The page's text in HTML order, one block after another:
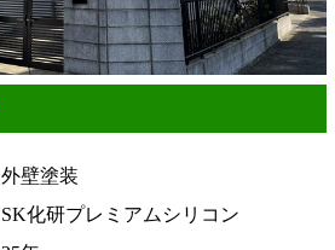
外壁塗装
SK化研プレミアムシリコン